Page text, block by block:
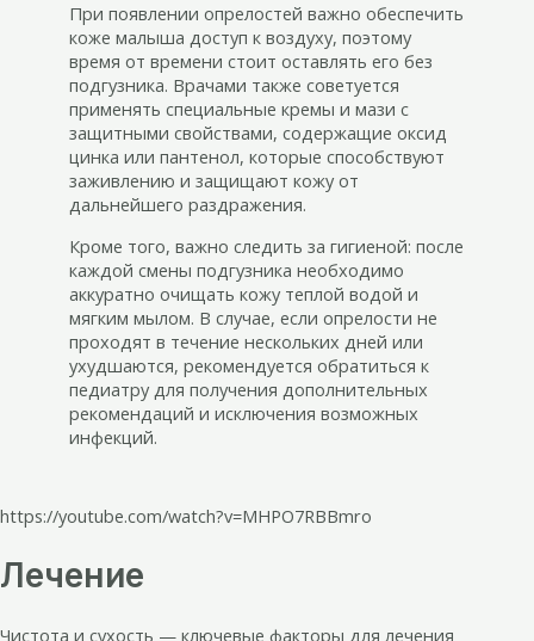
При появлении опрелостей важно обеспечить
коже малыша доступ к воздуху, поэтому
время от времени стоит оставлять его без
подгузника. Врачами также советуется
применять специальные кремы и мази с
защитными свойствами, содержащие оксид
цинка или пантенол, которые способствуют
заживлению и защищают кожу от
дальнейшего раздражения.
Кроме того, важно следить за гигиеной: после
каждой смены подгузника необходимо
аккуратно очищать кожу теплой водой и
мягким мылом. В случае, если опрелости не
проходят в течение нескольких дней или
ухудшаются, рекомендуется обратиться к
педиатру для получения дополнительных
рекомендаций и исключения возможных
инфекций.
https://youtube.com/watch?v=MHPO7RBBmro
Лечение
Чистота и сухость — ключевые факторы для лечения